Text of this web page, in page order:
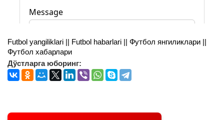
Futbol yangiliklari || Futbol habarlari || Футбол янгиликлари ||
Футбол хабарлари
Дўстларга юборинг: